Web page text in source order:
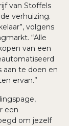
van Stoffels
verhuizing.
volgens
“Alle
van een
aan te doen en
ervan.”
een
om jezelf